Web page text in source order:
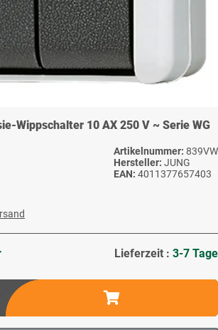
Wippschalter 10 AX 250 V ~ Serie WG
Artikelnummer: 839VW
Hersteller: JUNG
EAN: 4011377657403
Lieferzeit : 3-7 Tage